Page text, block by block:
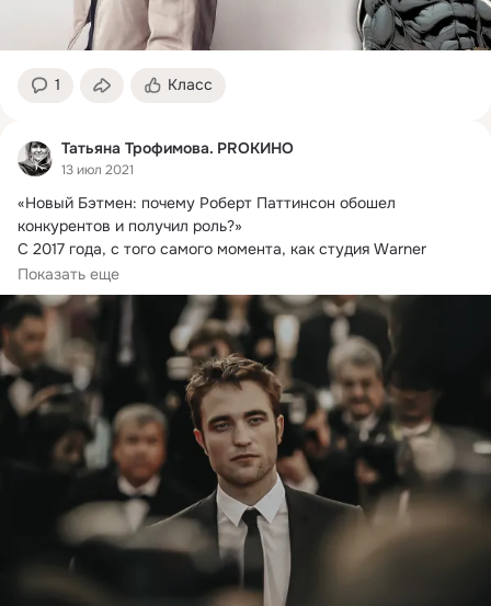
1 Класс
Татьяна Трофимова. PROКИНО
13 июл 2021
«Новый Бэтмен: почему Роберт Паттинсон обошел
конкурентов и получил роль?»
С 2017 года, с того самого момента, как студия Warner
пригласила...
Показать еще